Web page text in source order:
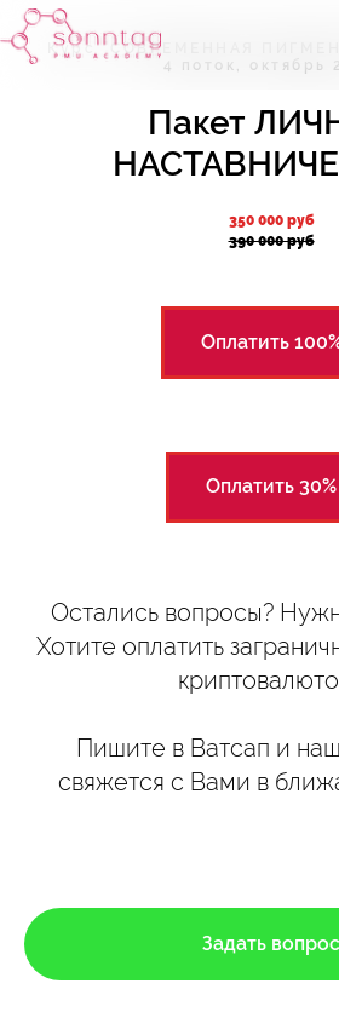
Курс "СОВРЕМЕННАЯ
4 поток, октябрь
Пакет
350 000 руб
390 000 руб
Оплатить
Оплатить 30%
Остались вопросы?
Хотите оплатить
Пишите в Ватсап и
свяжется с Вами в
Задать вопрос